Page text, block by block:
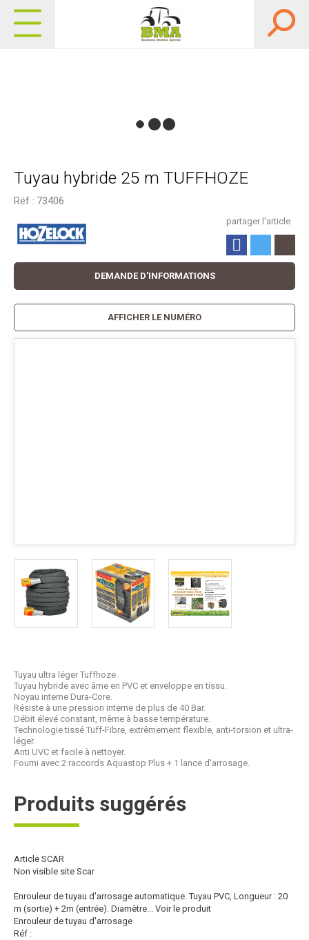
Tuyau hybride 25 m TUFFHOZE
Réf : 73406
partager l'article
Tuyau ultra léger Tuffhoze.
Tuyau hybride avec âme en PVC et enveloppe en tissu.
Noyau interne Dura-Core.
Résiste à une pression interne de plus de 40 Bar.
Débit élevé constant, même à basse température.
Technologie tissé Tuff-Fibre, extrêmement flexible, anti-torsion et ultra-
léger.
Anti UVC et facile à nettoyer.
Fourni avec 2 raccords Aquastop Plus + 1 lance d'arrosage.
DEMANDE D'INFORMATIONS
AFFICHER LE NUMÉRO
Produits suggérés
Article SCAR
Non visible site Scar
Enrouleur de tuyau d'arrosage automatique. Tuyau PVC, Longueur : 20
m (sortie) + 2m (entrée). Diamètre... Voir le produit
Enrouleur de tuyau d'arrosage
Réf :